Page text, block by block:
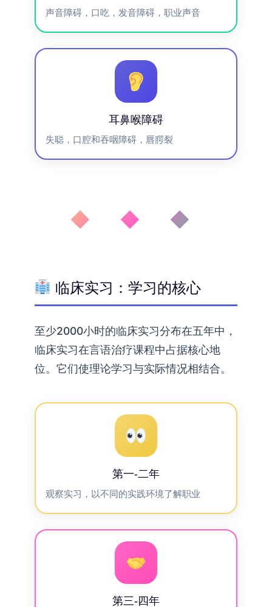
声音障碍，口吃，发音障碍，职业声音
耳鼻喉障碍
失聪，口腔和吞咽障碍，唇腭裂
◆ ◆ ◆
临床实习：学习的核心
至少2000小时的临床实习分布在五年中，
临床实习在言语治疗课程中占据核心地
位。它们使理论学习与实际情况相结合。
第一-二年
观察实习，以不同的实践环境了解职业
第三-四年